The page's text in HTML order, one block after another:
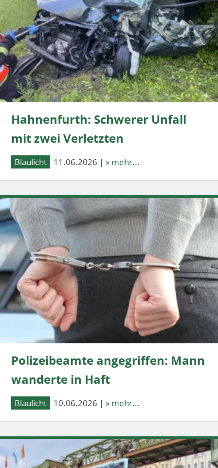
Hahnenfurth: Schwerer Unfall
mit zwei Verletzten
Blaulicht 11.06.2026 | » mehr...
Polizeibeamte angegriffen: Mann
wanderte in Haft
Blaulicht 10.06.2026 | » mehr...